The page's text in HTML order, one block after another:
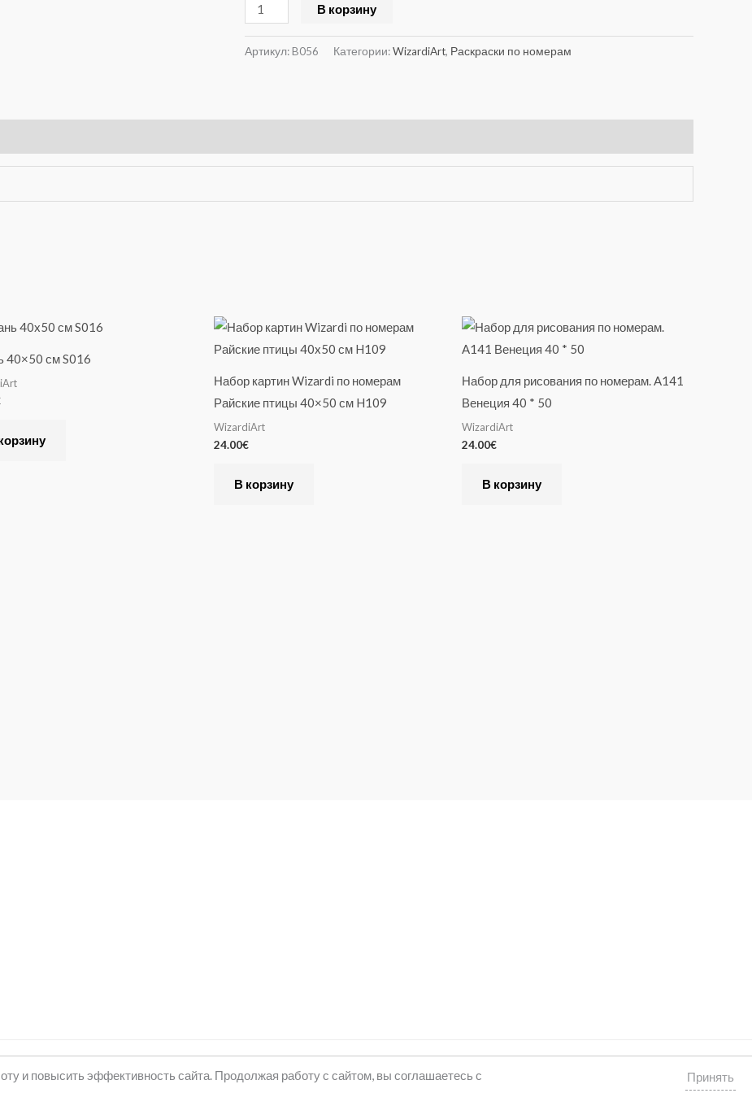
B056
В корзину
Артикул:B056 Категории:WizardiArt, Раскраски по номерам
40×50 см S016
Набор картин Wizardi по номерам
Райские птицы 40×50 см H109
WizardiArt
24.00€
В корзину
Набор для рисования по номерам. A141
Венеция 40 * 50
WizardiArt
24.00€
В корзину
и повысить эффективность сайта. Продолжая работу с сайтом, вы соглашаетесь с
Принять